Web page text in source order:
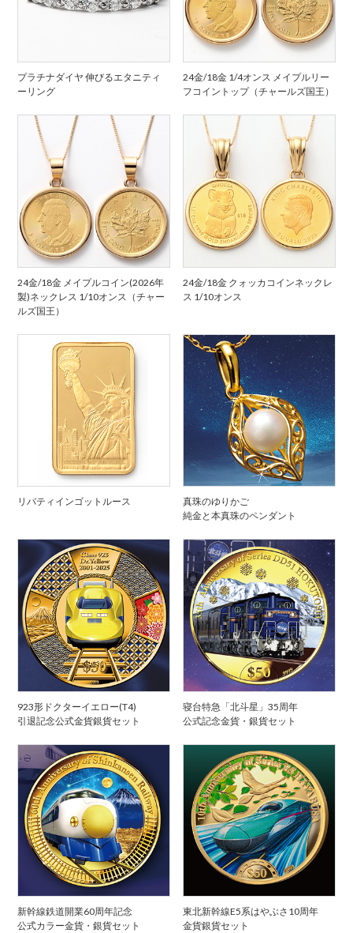
プラチナダイヤ 伸びるエタニティ
ーリング
24金/18金 1/4オンス メイプルリー
フコイントップ（チャールズ国王）
24金/18金 メイプルコイン(2026年
製)ネックレス 1/10オンス（チャー
ルズ国王）
24金/18金 クォッカコインネックレ
ス 1/10オンス
リバティインゴットルース
真珠のゆりかご
純金と本真珠のペンダント
923形ドクターイエロー(T4)
引退記念公式金貨銀貨セット
寝台特急「北斗星」35周年
公式記念金貨・銀貨セット
新幹線鉄道開業60周年記念
公式カラー金貨・銀貨セット
東北新幹線E5系はやぶさ10周年
金貨銀貨セット